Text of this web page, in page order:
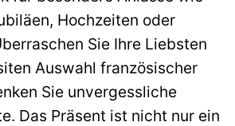
Hochzeiten oder
Sie Ihre Liebsten
Auswahl französischer
Sie unvergessliche
Das Präsent ist nicht nur ein